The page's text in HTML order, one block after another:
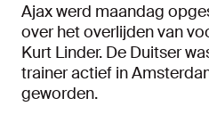
Ajax werd maandag
over het overlijden van
Kurt Linder. De Duitser
trainer actief in
geworden.